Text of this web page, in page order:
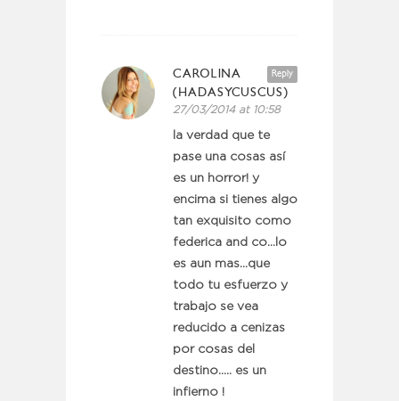
Reply
CAROLINA
(HADASYCUSCUS)
27/03/2014 at 10:58
la verdad que te
pase una cosas así
es un horror! y
encima si tienes algo
tan exquisito como
federica and co…lo
es aun mas…que
todo tu esfuerzo y
trabajo se vea
reducido a cenizas
por cosas del
destino….. es un
infierno !